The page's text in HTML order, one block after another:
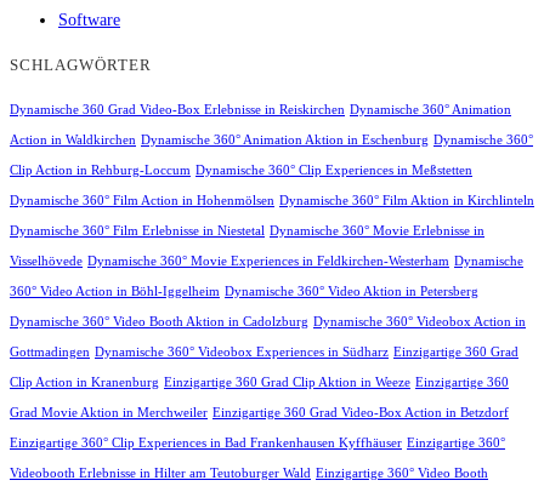
Software
SCHLAGWÖRTER
Dynamische 360 Grad Video-Box Erlebnisse in Reiskirchen Dynamische 360° Animation
Action in Waldkirchen Dynamische 360° Animation Aktion in Eschenburg Dynamische 360°
Clip Action in Rehburg-Loccum Dynamische 360° Clip Experiences in Meßstetten
Dynamische 360° Film Action in Hohenmölsen Dynamische 360° Film Aktion in Kirchlinteln
Dynamische 360° Film Erlebnisse in Niestetal Dynamische 360° Movie Erlebnisse in
Visselhövede Dynamische 360° Movie Experiences in Feldkirchen-Westerham Dynamische
360° Video Action in Böhl-Iggelheim Dynamische 360° Video Aktion in Petersberg
Dynamische 360° Video Booth Aktion in Cadolzburg Dynamische 360° Videobox Action in
Gottmadingen Dynamische 360° Videobox Experiences in Südharz Einzigartige 360 Grad
Clip Action in Kranenburg Einzigartige 360 Grad Clip Aktion in Weeze Einzigartige 360
Grad Movie Aktion in Merchweiler Einzigartige 360 Grad Video-Box Action in Betzdorf
Einzigartige 360° Clip Experiences in Bad Frankenhausen Kyffhäuser Einzigartige 360°
Videobooth Erlebnisse in Hilter am Teutoburger Wald Einzigartige 360° Video Booth